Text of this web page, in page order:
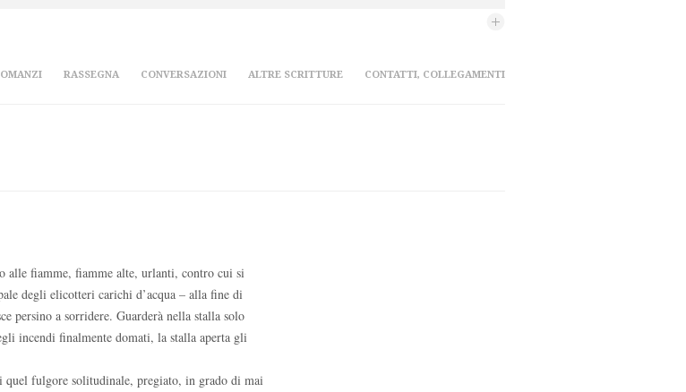
RASSEGNA CONVERSAZIONI ALTRE SCRITTURE CONTATTI, COLLEGAMENTI
alle fiamme, fiamme alte, urlanti, contro cui si
degli elicotteri carichi d’acqua – alla fine di
persino a sorridere. Guarderà nella stalla solo
incendi finalmente domati, la stalla aperta gli
quel fulgore solitudinale, pregiato, in grado di mai